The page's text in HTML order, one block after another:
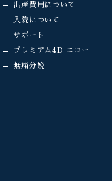
出産費用について
入院について
サポート
プレミアム4D エコー
無痛分娩